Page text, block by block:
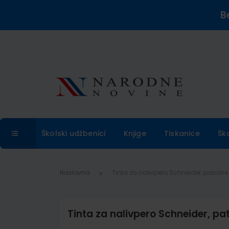
Školski udžbenici Knjige Tiskanice
Naslovna
Tinta za nalivpero Schneider,